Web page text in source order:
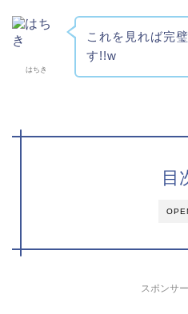
はちき
これを見れば完
す!!w
目
スポンサ